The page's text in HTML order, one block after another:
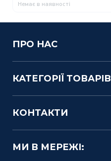
Немає в наявності
ПРО НАС
КАТЕГОРІЇ ТОВАРІВ
КОНТАКТИ
МИ В МЕРЕЖІ: